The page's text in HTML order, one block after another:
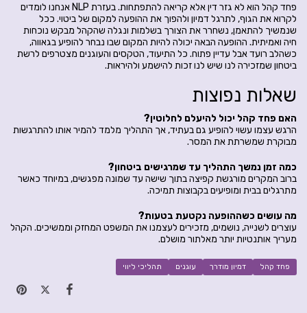
פחד קהל הוא לא גזר דין אלא קריאה להתפתחות. בעזרת NLP אנחנו לומדים
לקרוא את הגוף, לתרגל דמיון ולהפוך את ההופעה למקום של ביטוי. ככל
שנמשיך להתאמן, נשחרר את הצורך בשלמות ונגלה שהקהל מבקש נוכחות
חיה ואמיתית. ההופעה הבאה יכולה להיות המקום שבו נבחר להופיע בגאווה,
כשהלב רועד אבל עדיין פתוח. כל התיעוד, הטקסים והעוגנים מצטרפים לרשת
ביטחון שמזכירה לנו שיש לנו זכות להישמע ולהיראות.
שאלות נפוצות
האם פחד קהל יכול להיעלם לחלוטין?
הרגש עצמו עשוי להופיע גם בעתיד, אך התהליך מלמד להמיר אותו להתרגשות
מבוקרת שמשרתת את המסר.
כמה זמן נמשך התהליך עד שמרגישים ביטחון?
ברוב המקרים מורגשת קפיצה בתוך שישה עד שמונה מפגשים, במיוחד כאשר
מתרגלים בבית ומופיעים בקבוצות תמיכה.
מה עושים כשההופעה נקטעת בטעות?
עוצרים לשנייה, נושמים, מזכירים לעצמנו את המשפט המחזק וממשיכים. הקהל
מעריך אותנטיות יותר מאלתור מושלם.
פחד קהל דמיון מודרך עוגנים תהליכי ליווי